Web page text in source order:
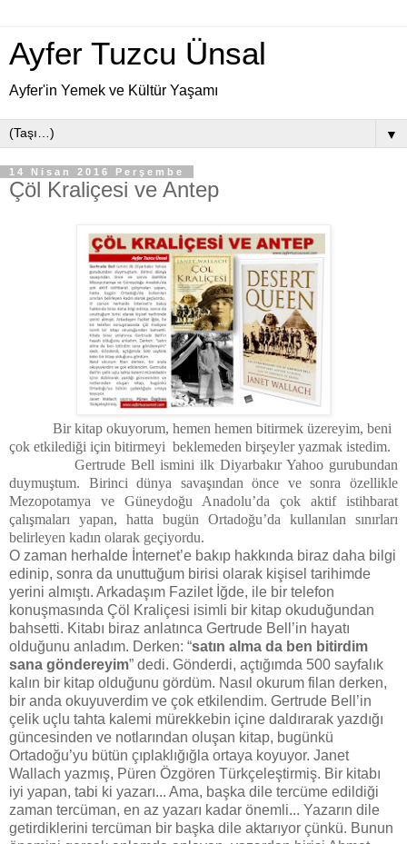
Ayfer Tuzcu Ünsal
Ayfer'in Yemek ve Kültür Yaşamı
▼
14 Nisan 2016 Perşembe
Çöl Kraliçesi ve Antep
Bir kitap okuyorum, hemen hemen bitirmek üzereyim, beni
çok etkilediği için bitirmeyi beklemeden birşeyler yazmak istedim.
Gertrude Bell ismini ilk Diyarbakır Yahoo gurubundan
duymuştum. Birinci dünya savaşından önce ve sonra özellikle
Mezopotamya ve Güneydoğu Anadolu’da çok aktif istihbarat
çalışmaları yapan, hatta bugün Ortadoğu’da kullanılan sınırları
belirleyen kadın olarak geçiyordu.
O zaman herhalde İnternet’e bakıp hakkında biraz daha bilgi
edinip, sonra da unuttuğum birisi olarak kişisel tarihimde
yerini almıştı. Arkadaşım Fazilet İğde, ile bir telefon
konuşmasında Çöl Kraliçesi isimli bir kitap okuduğundan
bahsetti. Kitabı biraz anlatınca Gertrude Bell’in hayatı
olduğunu anladım. Derken: “satın alma da ben bitirdim
sana göndereyim” dedi. Gönderdi, açtığımda 500 sayfalık
kalın bir kitap olduğunu gördüm. Nasıl okurum filan derken,
bir anda okuyuverdim ve çok etkilendim. Gertrude Bell’in
çelik uçlu tahta kalemi mürekkebin içine daldırarak yazdığı
güncesinden ve notlarından oluşan kitap, bugünkü
Ortadoğu’yu bütün çıplaklığığla ortaya koyuyor. Janet
Wallach yazmış, Püren Özgören Türkçeleştirmiş. Bir kitabı
iyi yapan, tabi ki yazarı... Ama, başka dile tercüme edildiği
zaman tercüman, en az yazarı kadar önemli... Yazarın dile
getirdiklerini tercüman bir başka dile aktarıyor çünkü. Bunun